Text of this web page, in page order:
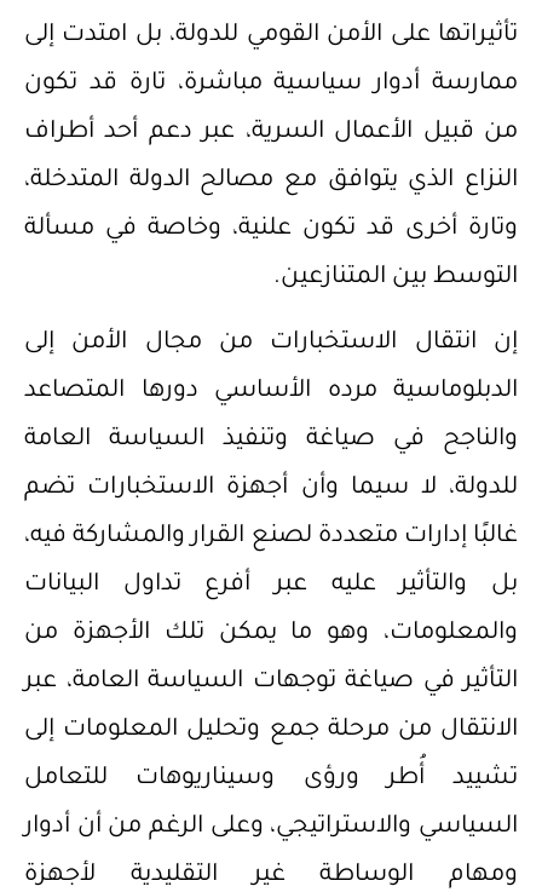
تأثيراتها على الأمن القومي للدولة، بل امتدت إلى
ممارسة أدوار سياسية مباشرة، تارة قد تكون
من قبيل الأعمال السرية، عبر دعم أحد أطراف
النزاع الذي يتوافق مع مصالح الدولة المتدخلة،
وتارة أخرى قد تكون علنية، وخاصة في مسألة
التوسط بين المتنازعين.
إن انتقال الاستخبارات من مجال الأمن إلى
الدبلوماسية مرده الأساسي دورها المتصاعد
والناجح في صياغة وتنفيذ السياسة العامة
للدولة، لا سيما وأن أجهزة الاستخبارات تضم
غالبًا إدارات متعددة لصنع القرار والمشاركة فيه،
بل والتأثير عليه عبر أفرع تداول البيانات
والمعلومات، وهو ما يمكن تلك الأجهزة من
التأثير في صياغة توجهات السياسة العامة، عبر
الانتقال من مرحلة جمع وتحليل المعلومات إلى
تشييد أُطر ورؤى وسيناريوهات للتعامل
السياسي والاستراتيجي، وعلى الرغم من أن أدوار
ومهام الوساطة غير التقليدية لأجهزة